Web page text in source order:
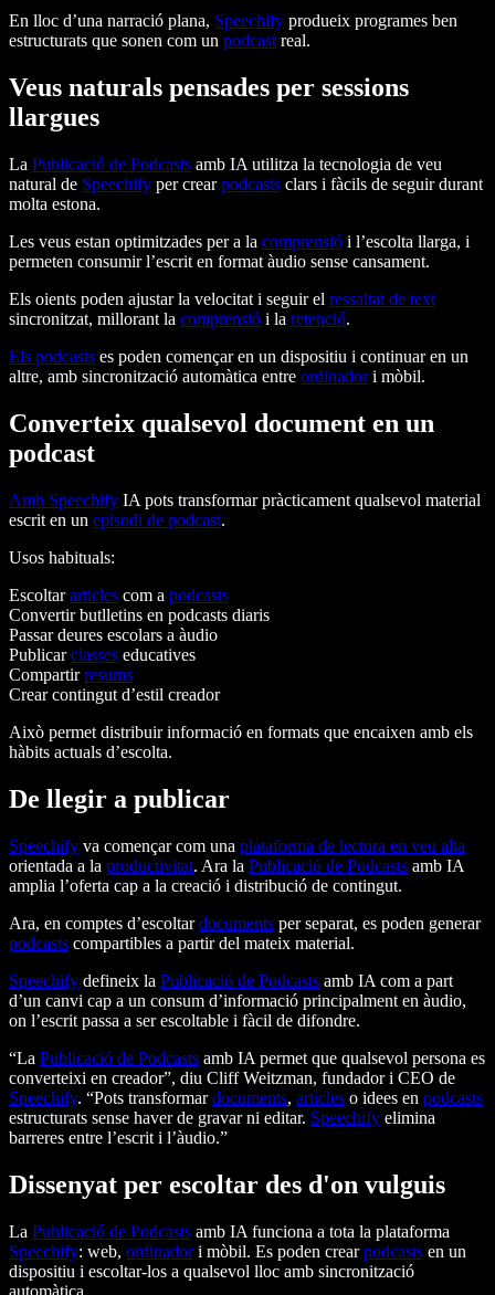
En lloc d’una narració plana, Speechify produeix programes ben
estructurats que sonen com un podcastreal.
Veus naturals pensades per sessions
llargues
La Publicació de Podcasts amb IA utilitza la tecnologia de veu
natural de Speechify per crearpodcasts clars i fàcils de seguir durant
molta estona.
Les veus estan optimitzades per a la comprensió i l’escolta llarga, i
permeten consumir l’escrit en format àudio sense cansament.
Els oients poden ajustar la velocitat i seguir el ressaltat de text
sincronitzat, millorant la comprensió i la retenció.
Els podcasts es poden començar en un dispositiu i continuar en un
altre, amb sincronització automàtica entre ordinadori mòbil.
Converteix qualsevol document en un
podcast
Amb Speechify IA pots transformar pràcticament qualsevol material
escrit en un episodi de podcast.
Usos habituals:
Escoltararticles com a podcasts
Convertir butlletins en podcasts diaris
Passar deures escolars a àudio
Publicarclasses educatives
Compartirresums
Crear contingut d’estil creador
Això permet distribuir informació en formats que encaixen amb els
hàbits actuals d’escolta.
De llegir a publicar
Speechify va començar com una plataforma de lectura en veu alta
orientada a la productivitat. Ara la Publicació de Podcasts amb IA
amplia l’oferta cap a la creació i distribució de contingut.
Ara, en comptes d’escoltardocuments per separat, es poden generar
podcasts compartibles a partir del mateix material.
Speechify defineix la Publicació de Podcasts amb IA com a part
d’un canvi cap a un consum d’informació principalment en àudio,
on l’escrit passa a ser escoltable i fàcil de difondre.
“La Publicació de Podcasts amb IA permet que qualsevol persona es
converteixi en creador”, diu Cliff Weitzman, fundador i CEO de
Speechify. “Pots transformardocuments, articles o idees en podcasts
estructurats sense haver de gravar ni editar. Speechify elimina
barreres entre l’escrit i l’àudio.”
Dissenyat per escoltar des d'on vulguis
La Publicació de Podcasts amb IA funciona a tota la plataforma
Speechify: web, ordinadori mòbil. Es poden crearpodcasts en un
dispositiu i escoltar-los a qualsevol lloc amb sincronització
automàtica.